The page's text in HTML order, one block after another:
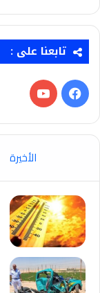
تابعنا على :
فيسبوك‫YouTube
الأخيرة